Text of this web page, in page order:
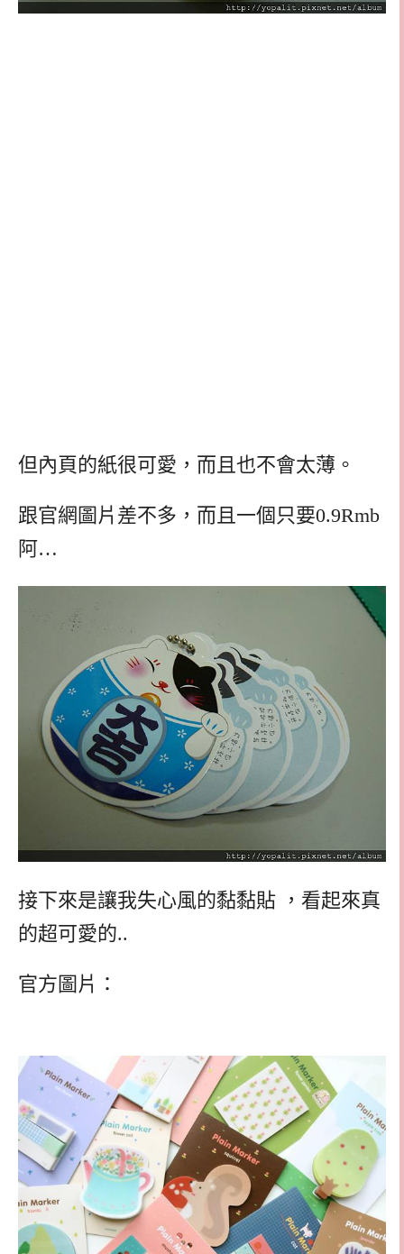
但內頁的紙很可愛，而且也不會太薄。
跟官網圖片差不多，而且一個只要0.9Rmb
阿…
接下來是讓我失心風的黏黏貼 ，看起來真
的超可愛的..
官方圖片：